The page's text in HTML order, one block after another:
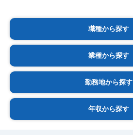
職種から探す
業種から探す
勤務地から探す
年収から探す